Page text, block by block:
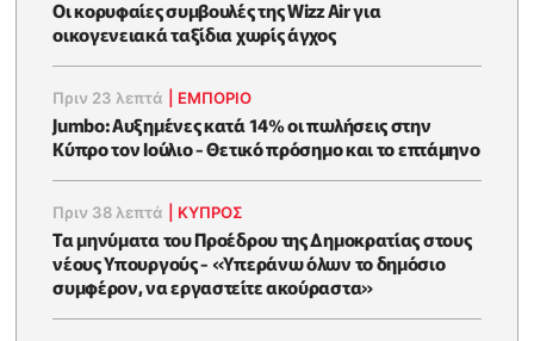
Οι κορυφαίες συμβουλές της Wizz Air για
οικογενειακά ταξίδια χωρίς άγχος
Πριν 23 λεπτά ΕΜΠΟΡΙΟ
Jumbo: Αυξημένες κατά 14% οι πωλήσεις στην
Κύπρο τον Ιούλιο - Θετικό πρόσημο και το επτάμηνο
Πριν 38 λεπτά ΚΥΠΡΟΣ
Τα μηνύματα του Προέδρου της Δημοκρατίας στους
νέους Υπουργούς - «Υπεράνω όλων το δημόσιο
συμφέρον, να εργαστείτε ακούραστα»